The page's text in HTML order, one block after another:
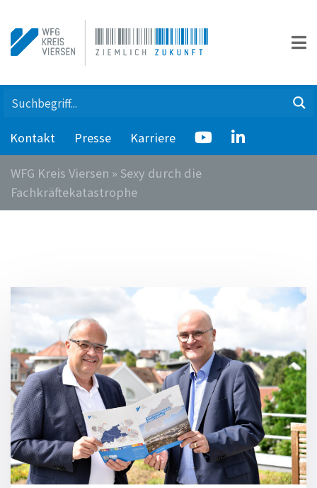
Kontakt Presse Karriere
WFG Kreis Viersen » Sexy durch die
Fachkräftekatastrophe